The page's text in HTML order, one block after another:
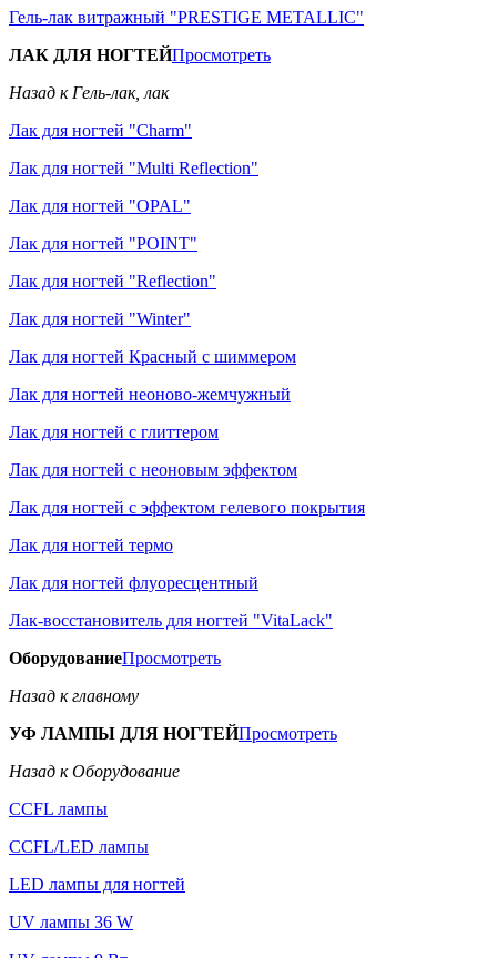
Гель-лак витражный "PRESTIGE METALLIC"
ЛАК ДЛЯ НОГТЕЙПросмотреть
Назад к Гель-лак, лак
Лак для ногтей "Charm"
Лак для ногтей "Multi Reflection"
Лак для ногтей "OPAL"
Лак для ногтей "POINT"
Лак для ногтей "Reflection"
Лак для ногтей "Winter"
Лак для ногтей Красный с шиммером
Лак для ногтей неоново-жемчужный
Лак для ногтей с глиттером
Лак для ногтей с неоновым эффектом
Лак для ногтей с эффектом гелевого покрытия
Лак для ногтей термо
Лак для ногтей флуоресцентный
Лак-восстановитель для ногтей "VitaLack"
ОборудованиеПросмотреть
Назад к главному
УФ ЛАМПЫ ДЛЯ НОГТЕЙПросмотреть
Назад к Оборудование
CCFL лампы
CCFL/LED лампы
LED лампы для ногтей
UV лампы 36 W